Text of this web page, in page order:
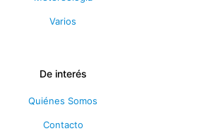
Varios
De interés
Quiénes Somos
Contacto